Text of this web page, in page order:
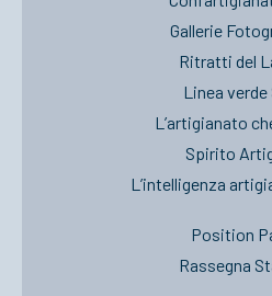
Gallerie
Ritratti del
Linea
L’artigianato
Spirito
L’intelligenza
Position
Rassegna